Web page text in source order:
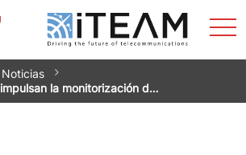
Noticias
la monitorización d…